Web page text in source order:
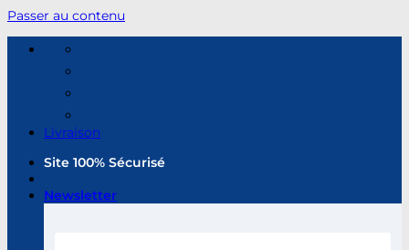
Passer au contenu
Livraison
Site 100% Sécurisé
Newsletter